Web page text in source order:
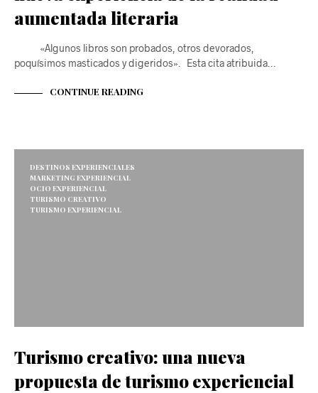
aumentada literaria
«Algunos libros son probados, otros devorados,
poquísimos masticados y digeridos». Esta cita atribuida…
CONTINUE READING
DESTINOS EXPERIENCIALES
MARKETING EXPERIENCIAL
OCIO EXPERIENCIAL
TURISMO CREATIVO
TURISMO EXPERIENCIAL
Turismo creativo: una nueva
propuesta de turismo experiencial